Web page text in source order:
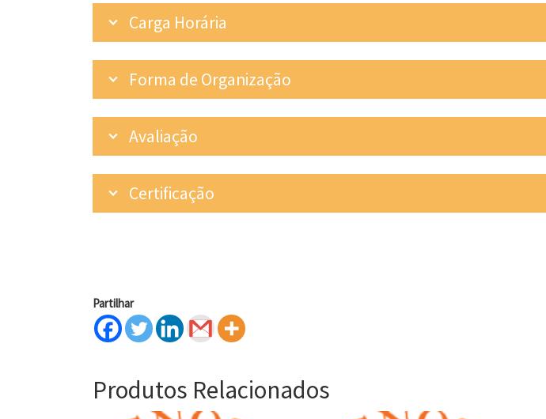
Carga Horária
Forma de Organização
Avaliação
Certificação
Partilhar
Produtos Relacionados